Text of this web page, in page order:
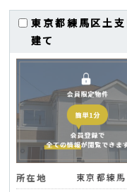
東京都練馬区土
建て
所在地 東京都練